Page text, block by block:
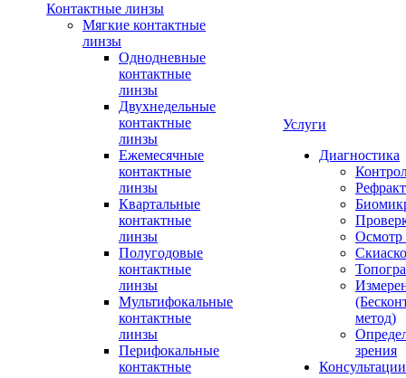
Контактные линзы
Мягкие контактные
линзы
Однодневные
контактные
линзы
Двухнедельные
контактные
линзы
Ежемесячные
контактные
линзы
Квартальные
контактные
линзы
Полугодовые
контактные
линзы
Мультифокальные
контактные
линзы
Перифокальные
контактные
Услуги
Диагностика
Осмотр
метод)
зрения